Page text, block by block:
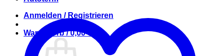
Anmelden / Registrieren
Warenkorb /0,00€